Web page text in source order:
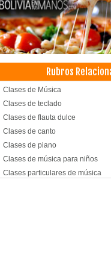
Rubros
Clases de Música
Clases de teclado
Clases de flauta dulce
Clases de canto
Clases de piano
Clases de música para niños
Clases particulares de música